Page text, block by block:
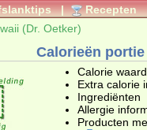
| Recepten
(Dr. Oetker)
Calorieën
Calorie
Extra calorie
Ingrediënten
Allergie
Producten